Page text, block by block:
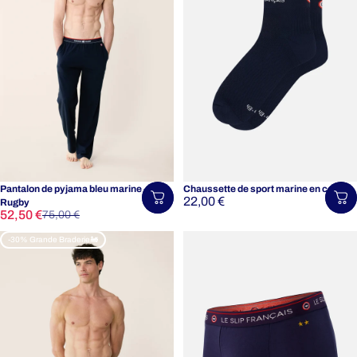
Choisir une taille
Pantalon de pyjama bleu marine -
Rugby
Prix promotionnel
52,50 €
Prix habituel
75,00 €
Chaussette de sport marine en coton
22,00 €
-30% Grande Braderie🚂